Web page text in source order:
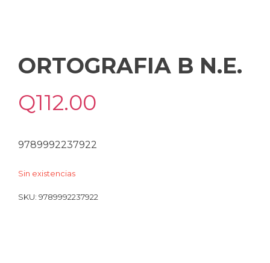
ORTOGRAFIA B N.E.
Q112.00
9789992237922
Sin existencias
SKU: 9789992237922